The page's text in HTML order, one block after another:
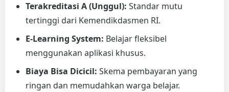
Terakreditasi A (Unggul): Standar mutu
tertinggi dari Kemendikdasmen RI.
E-Learning System: Belajar fleksibel
menggunakan aplikasi khusus.
Biaya Bisa Dicicil: Skema pembayaran yang
ringan dan memudahkan warga belajar.